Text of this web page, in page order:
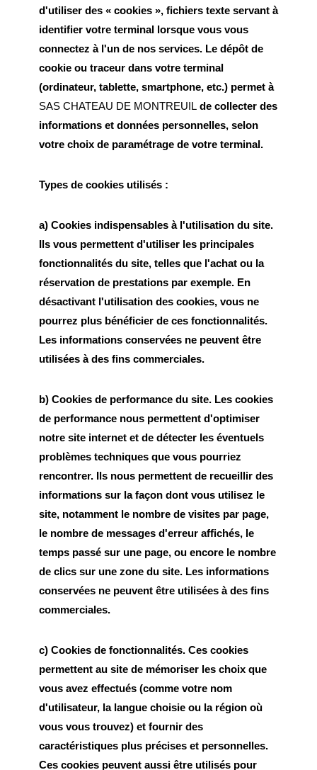
d'utiliser des « cookies », fichiers texte servant à
identifier votre terminal lorsque vous vous
connectez à l'un de nos services. Le dépôt de
cookie ou traceur dans votre terminal
(ordinateur, tablette, smartphone, etc.) permet à
SAS CHATEAU DE MONTREUILde collecter des
informations et données personnelles, selon
votre choix de paramétrage de votre terminal.
Types de cookies utilisés :
a) Cookies indispensables à l'utilisation du site.
Ils vous permettent d'utiliser les principales
fonctionnalités du site, telles que l'achat ou la
réservation de prestations par exemple. En
désactivant l'utilisation des cookies, vous ne
pourrez plus bénéficier de ces fonctionnalités.
Les informations conservées ne peuvent être
utilisées à des fins commerciales.
b) Cookies de performance du site. Les cookies
de performance nous permettent d'optimiser
notre site internet et de détecter les éventuels
problèmes techniques que vous pourriez
rencontrer. Ils nous permettent de recueillir des
informations sur la façon dont vous utilisez le
site, notamment le nombre de visites par page,
le nombre de messages d'erreur affichés, le
temps passé sur une page, ou encore le nombre
de clics sur une zone du site. Les informations
conservées ne peuvent être utilisées à des fins
commerciales.
c) Cookies de fonctionnalités. Ces cookies
permettent au site de mémoriser les choix que
vous avez effectués (comme votre nom
d'utilisateur, la langue choisie ou la région où
vous vous trouvez) et fournir des
caractéristiques plus précises et personnelles.
Ces cookies peuvent aussi être utilisés pour